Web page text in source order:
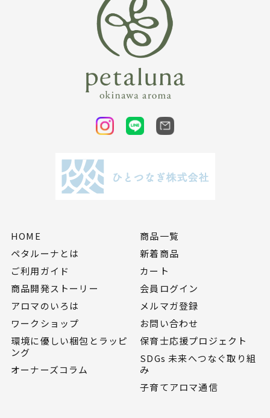
HOME
ペタルーナとは
ご利用ガイド
商品開発ストーリー
アロマのいろは
ワークショップ
環境に優しい梱包とラッピ
ング
オーナーズコラム
商品一覧
新着商品
カート
会員ログイン
メルマガ登録
お問い合わせ
保育士応援プロジェクト
SDGs 未来へつなぐ取り組
み
子育てアロマ通信